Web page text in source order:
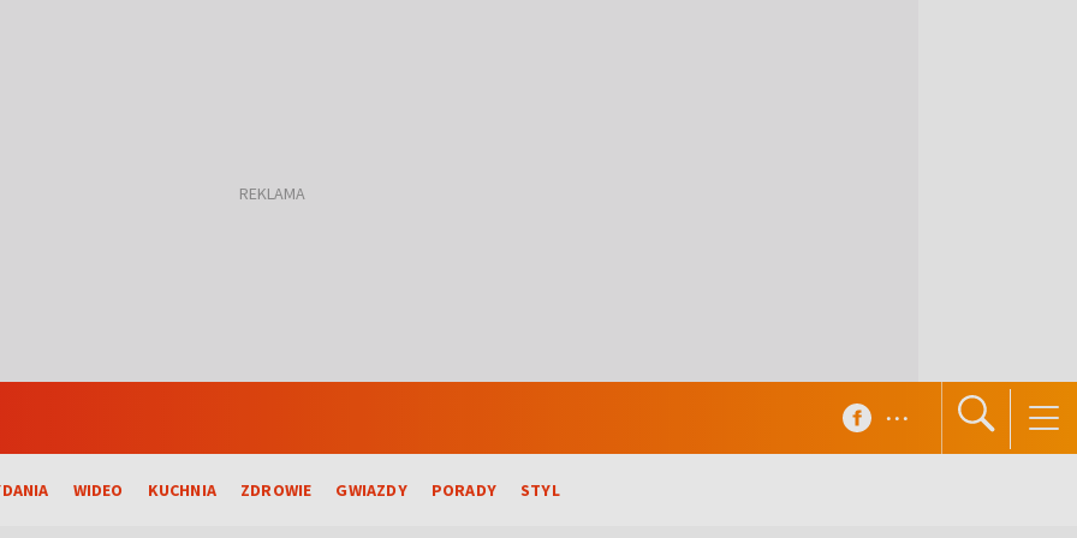
WIDEO KUCHNIA ZDROWIE GWIAZDY PORADY STYL
...